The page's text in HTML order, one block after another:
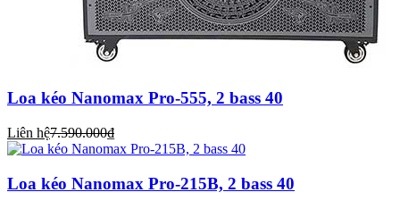
Loa kéo Nanomax Pro-555, 2 bass 40
Liên hệ7.590.000₫
Loa kéo Nanomax Pro-215B, 2 bass 40